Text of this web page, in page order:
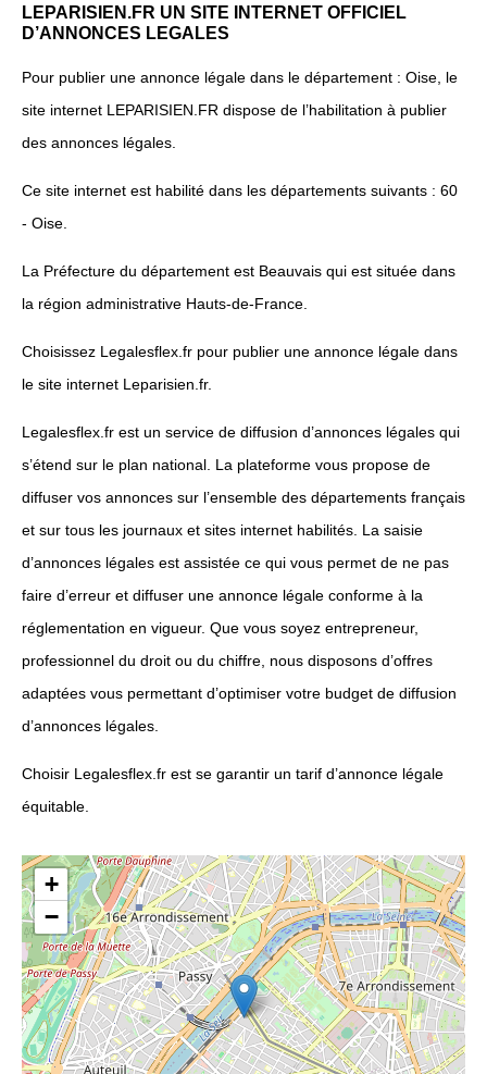
LEPARISIEN.FR UN SITE INTERNET OFFICIEL
D’ANNONCES LEGALES
Pour publier une annonce légale dans le département : Oise, le
site internet LEPARISIEN.FR dispose de l’habilitation à publier
des annonces légales.
Ce site internet est habilité dans les départements suivants : 60
- Oise.
La Préfecture du département est Beauvais qui est située dans
la région administrative Hauts-de-France.
Choisissez Legalesflex.fr pour publier une annonce légale dans
le site internet Leparisien.fr.
Legalesflex.fr est un service de diffusion d’annonces légales qui
s’étend sur le plan national. La plateforme vous propose de
diffuser vos annonces sur l’ensemble des départements français
et sur tous les journaux et sites internet habilités. La saisie
d’annonces légales est assistée ce qui vous permet de ne pas
faire d’erreur et diffuser une annonce légale conforme à la
réglementation en vigueur. Que vous soyez entrepreneur,
professionnel du droit ou du chiffre, nous disposons d’offres
adaptées vous permettant d’optimiser votre budget de diffusion
d’annonces légales.
Choisir Legalesflex.fr est se garantir un tarif d’annonce légale
équitable.
+
−